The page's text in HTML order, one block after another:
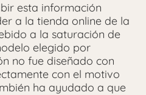
esta información
a la tienda online de la
a la saturación de
elegido por
no fue diseñado con
con el motivo
ha ayudado a que